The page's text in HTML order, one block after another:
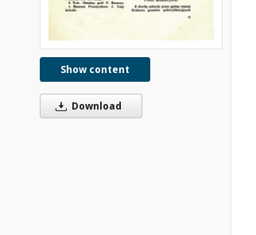
Show content
Download